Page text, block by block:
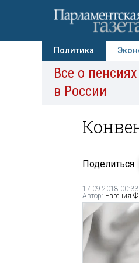
Политика
Авторы
Все о пенсиях
в России
Поделиться
17.09.2018 00:33
Автор: Евгения